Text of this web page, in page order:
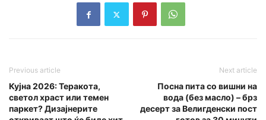
Previous article
Кујна 2026: Теракота,
светол храст или темен
паркет? Дизајнерите
Next article
Посна пита со вишни на
вода (без масло) – брз
десерт за Велигденски пост